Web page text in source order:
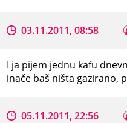
03.11.2011, 08:58
I ja pijem jednu kafu
inače baš ništa gazirano,
05.11.2011, 22:56